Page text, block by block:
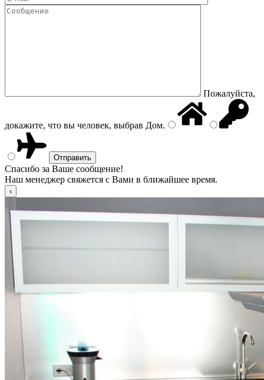
Пожалуйста,
докажите, что вы человек, выбрав Дом.
Спасибо за Ваше сообщение!
Наш менеджер свяжется с Вами в ближайшее время.